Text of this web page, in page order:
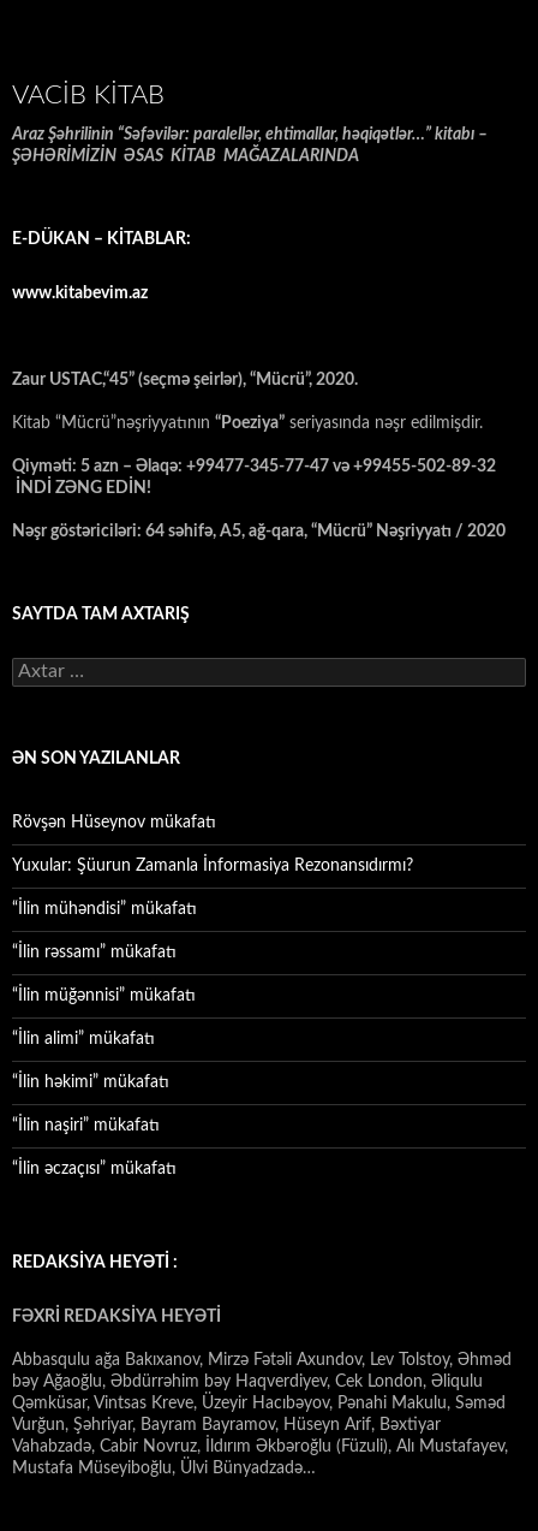
VACIB KITAB
Araz Şəhrilinin “Səfəvilər: paralellər, ehtimallar, həqiqətlər…” kitabı –
ŞƏHƏRİMİZİN ƏSAS KİTAB MAĞAZALARINDA
E-DÜKAN – KİTABLAR:
www.kitabevim.az
Zaur USTAC,“45” (seçmə şeirlər), “Mücrü”, 2020.
Kitab “Mücrü”nəşriyyatının “Poeziya” seriyasında nəşr edilmişdir.
Qiyməti: 5 azn – Əlaqə: +99477-345-77-47 və +99455-502-89-32
İNDİ ZƏNG EDİN!
Nəşr göstəriciləri: 64 səhifə, A5, ağ-qara, “Mücrü” Nəşriyyatı / 2020
SAYTDA TAM AXTARIŞ
Axtarış:
ƏN SON YAZILANLAR
Rövşən Hüseynov mükafatı
Yuxular: Şüurun Zamanla İnformasiya Rezonansıdırmı?
“İlin mühəndisi” mükafatı
“İlin rəssamı” mükafatı
“İlin müğənnisi” mükafatı
“İlin alimi” mükafatı
“İlin həkimi” mükafatı
“İlin naşiri” mükafatı
“İlin əczaçısı” mükafatı
REDAKSİYA HEYƏTİ :
FƏXRİ REDAKSİYA HEYƏTİ
Abbasqulu ağa Bakıxanov, Mirzə Fətəli Axundov, Lev Tolstoy, Əhməd
bəy Ağaoğlu, Əbdürrəhim bəy Haqverdiyev, Cek London, Əliqulu
Qəmküsar, Vintsas Kreve, Üzeyir Hacıbəyov, Pənahi Makulu, Səməd
Vurğun, Şəhriyar, Bayram Bayramov, Hüseyn Arif, Bəxtiyar
Vahabzadə, Cabir Novruz, İldırım Əkbəroğlu (Füzuli), Alı Mustafayev,
Mustafa Müseyiboğlu, Ülvi Bünyadzadə…